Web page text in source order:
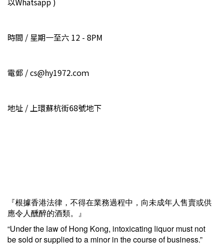
時間 / 星期一至六 12 - 8PM
電郵 / cs@hy1972.coｍ
地址 / 上環蘇杭街68號地下
『根據香港法律，不得在業務過程中，向未成年人售賣或供
應令人醺醉的酒類。』
“Under the law of Hong Kong, intoxicating liquor must not
be sold or supplied to a minor in the course of business.”